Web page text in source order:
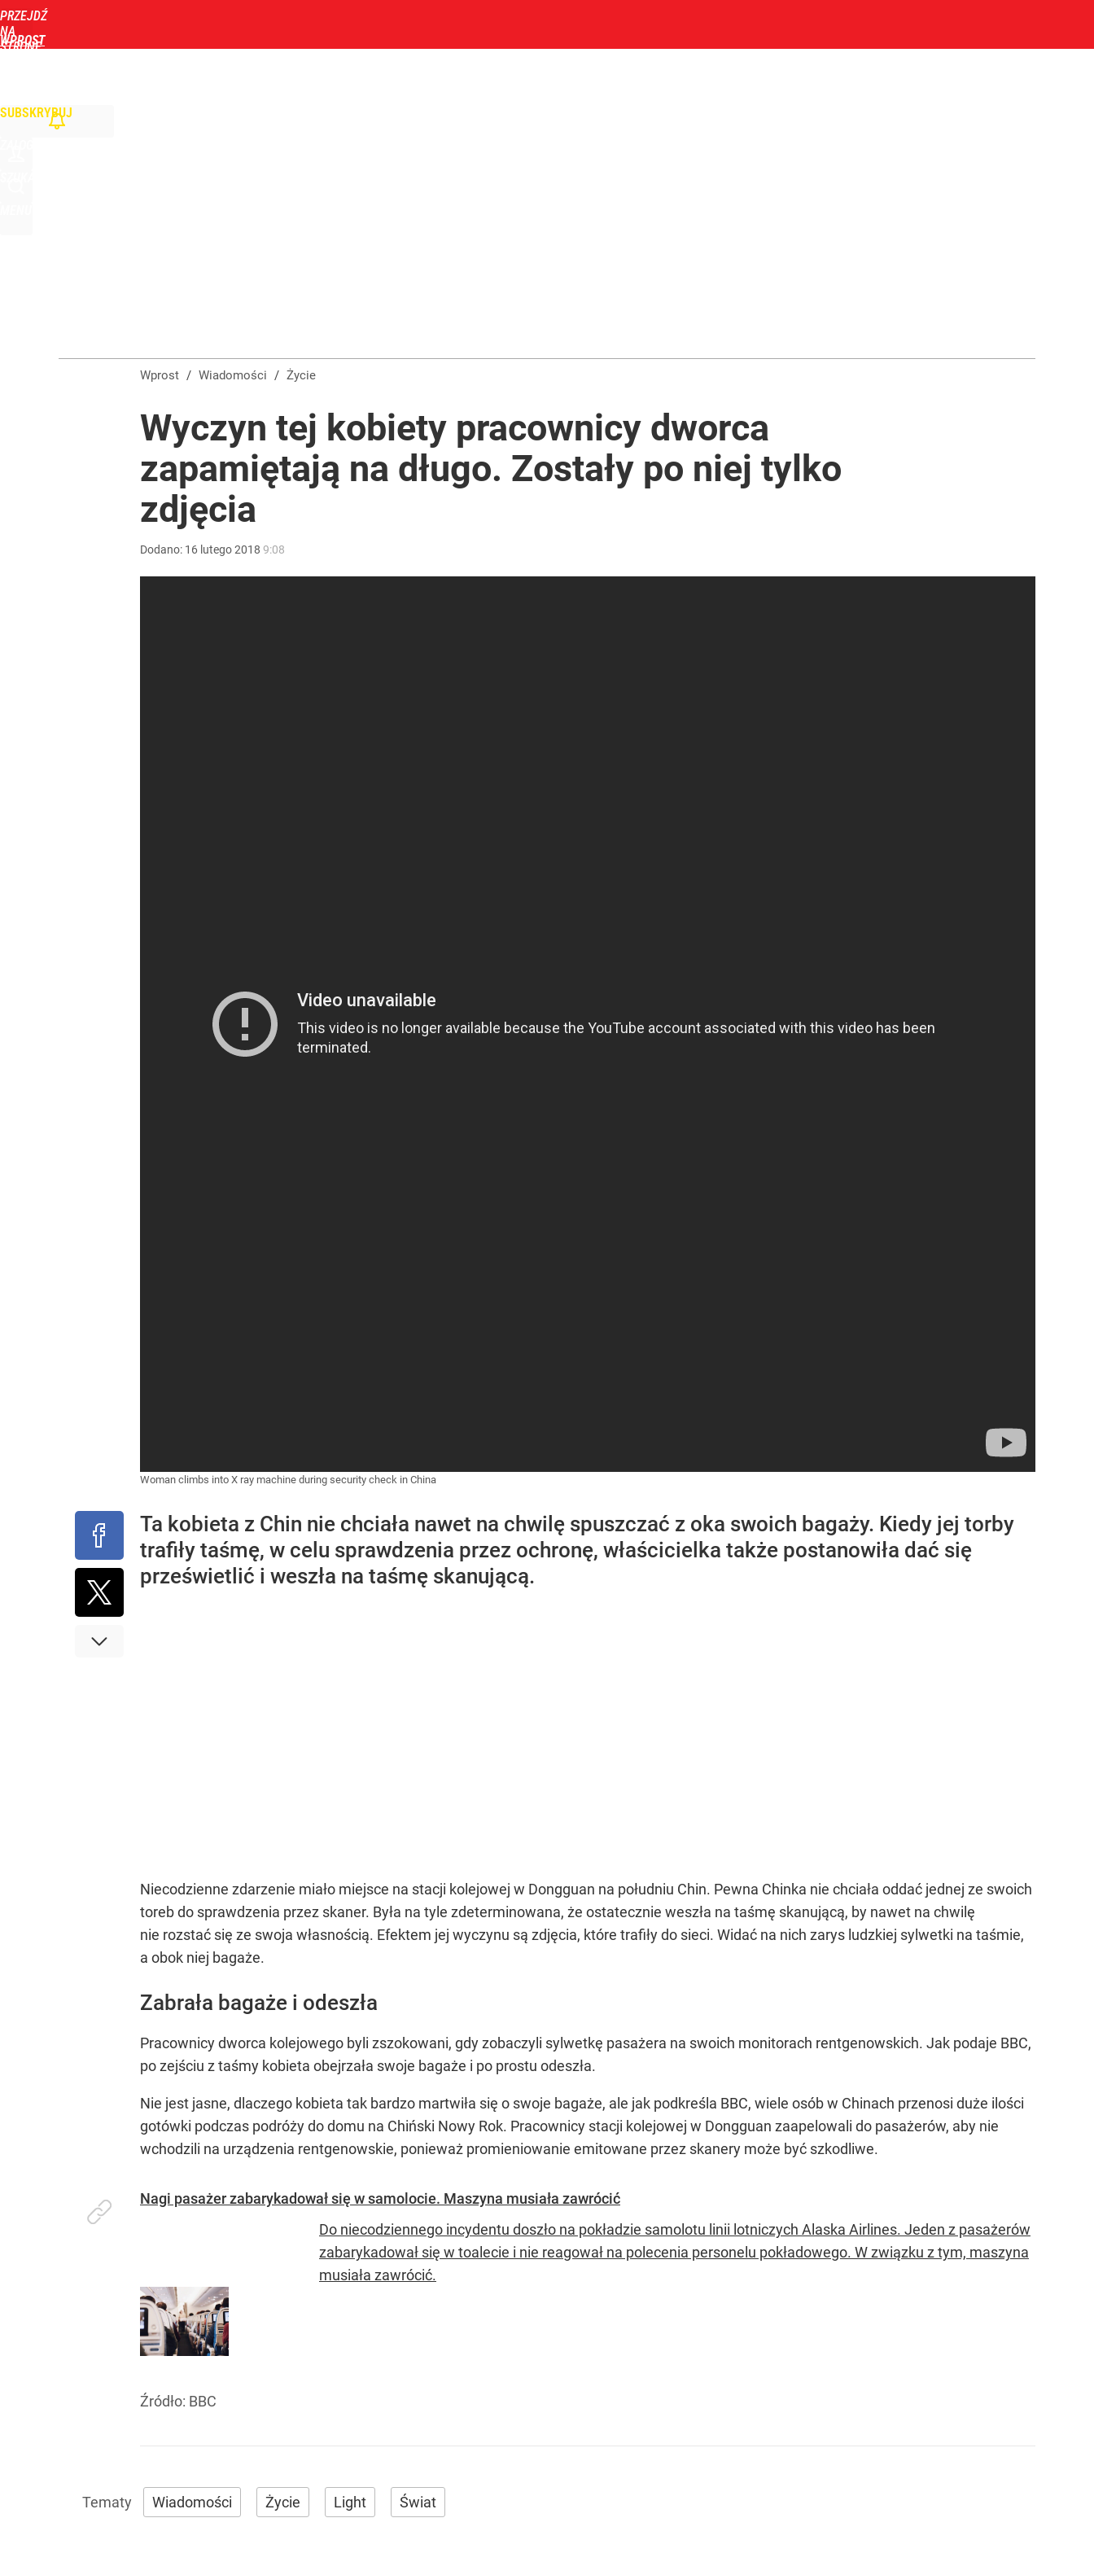
PRZEJDŹ
NA
STRONĘ
WPROST
SUBSKRYBUJ
Wprost / Wiadomości / Życie
Wyczyn tej kobiety pracownicy dworca
zapamiętają na długo. Zostały po niej tylko
zdjęcia
Dodano: 16 lutego2018 9:08
Woman climbs into X ray machine during security check in China
Ta kobieta z Chin nie chciała nawet na chwilę spuszczać z oka swoich bagaży. Kiedy jej torby
trafiły taśmę, w celu sprawdzenia przez ochronę, właścicielka także postanowiła dać się
prześwietlić i weszła na taśmę skanującą.
Niecodzienne zdarzenie miało miejsce na stacji kolejowej w Dongguan na południu Chin. Pewna Chinka nie chciała oddać jednej ze swoich
toreb do sprawdzenia przez skaner. Była na tyle zdeterminowana, że ostatecznie weszła na taśmę skanującą, by nawet na chwilę
nie rozstać się ze swoja własnością. Efektem jej wyczynu są zdjęcia, które trafiły do sieci. Widać na nich zarys ludzkiej sylwetki na taśmie,
a obok niej bagaże.
Zabrała bagaże i odeszła
Pracownicy dworca kolejowego byli zszokowani, gdy zobaczyli sylwetkę pasażera na swoich monitorach rentgenowskich. Jak podaje BBC,
po zejściu z taśmy kobieta obejrzała swoje bagaże i po prostu odeszła.
Nie jest jasne, dlaczego kobieta tak bardzo martwiła się o swoje bagaże, ale jak podkreśla BBC, wiele osób w Chinach przenosi duże ilości
gotówki podczas podróży do domu na Chiński Nowy Rok. Pracownicy stacji kolejowej w Dongguan zaapelowali do pasażerów, aby nie
wchodzili na urządzenia rentgenowskie, ponieważ promieniowanie emitowane przez skanery może być szkodliwe.
Nagi pasażer zabarykadował się w samolocie. Maszyna musiała zawrócić
Do niecodziennego incydentu doszło na pokładzie samolotu linii lotniczych Alaska Airlines. Jeden z pasażerów
zabarykadował się w toalecie i nie reagował na polecenia personelu pokładowego. W związku z tym, maszyna
musiała zawrócić.
Źródło: BBC
Wiadomości Życie Light Świat